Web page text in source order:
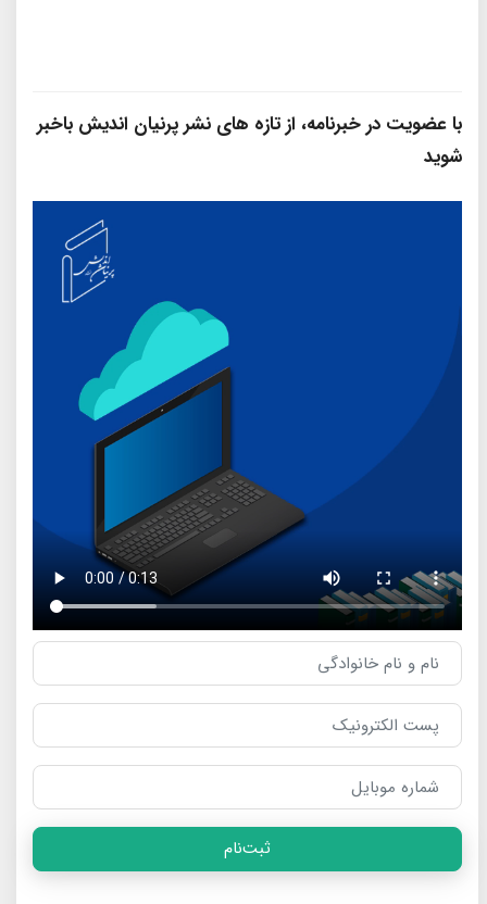
با عضویت در خبرنامه، از تازه‌ های نشر پرنیان‌ اندیش باخبر
شوید
ثبت‌نام